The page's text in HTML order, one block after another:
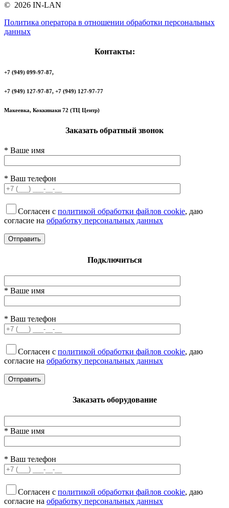
© 2026 IN-LAN
Политика оператора в отношении обработки персональных
данных
Контакты:
+7 (949) 099-97-87,
+7 (949) 127-97-87, +7 (949) 127-97-77
Макеевка, Коккинаки 72 (ТЦ Центр)
Заказать обратный звонок
* Ваше имя
* Ваш телефон
Согласен с политикой обработки файлов cookie, даю
согласие на обработку персональных данных
Подключиться
* Ваше имя
* Ваш телефон
Согласен с политикой обработки файлов cookie, даю
согласие на обработку персональных данных
Заказать оборудование
* Ваше имя
* Ваш телефон
Согласен с политикой обработки файлов cookie, даю
согласие на обработку персональных данных